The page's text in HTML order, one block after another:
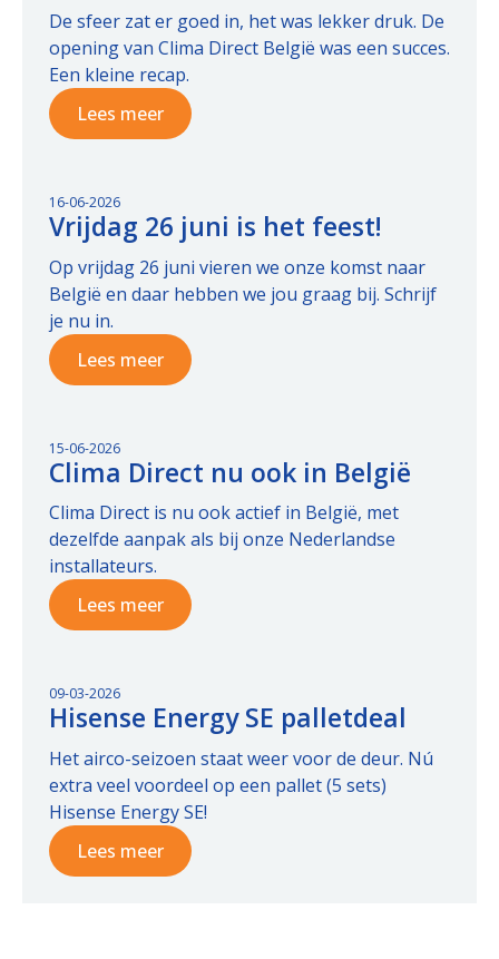
De sfeer zat er goed in, het was lekker druk. De
opening van Clima Direct België was een succes.
Een kleine recap.
Lees meer
16-06-2026
Vrijdag 26 juni is het feest!
Op vrijdag 26 juni vieren we onze komst naar
België en daar hebben we jou graag bij. Schrijf
je nu in.
Lees meer
15-06-2026
Clima Direct nu ook in België
Clima Direct is nu ook actief in België, met
dezelfde aanpak als bij onze Nederlandse
installateurs.
Lees meer
09-03-2026
Hisense Energy SE palletdeal
Het airco-seizoen staat weer voor de deur. Nú
extra veel voordeel op een pallet (5 sets)
Hisense Energy SE!
Lees meer